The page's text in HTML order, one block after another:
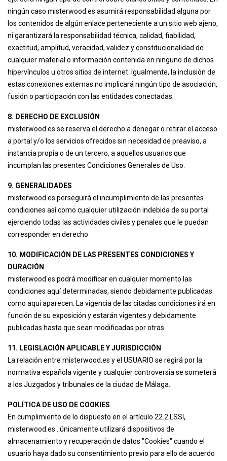
ningún caso misterwood.es asumirá responsabilidad alguna por
los contenidos de algún enlace perteneciente a un sitio web ajeno,
ni garantizará la responsabilidad técnica, calidad, fiabilidad,
exactitud, amplitud, veracidad, validez y constitucionalidad de
cualquier material o información contenida en ninguno de dichos
hipervínculos u otros sitios de internet. Igualmente, la inclusión de
estas conexiones externas no implicará ningún tipo de asociación,
fusión o participación con las entidades conectadas.
8. DERECHO DE EXCLUSIÓN
misterwood.es se reserva el derecho a denegar o retirar el acceso
a portal y/o los servicios ofrecidos sin necesidad de preaviso, a
instancia propia o de un tercero, a aquellos usuarios que
incumplan las presentes Condiciones Generales de Uso.
9. GENERALIDADES
misterwood.es perseguirá el incumplimiento de las presentes
condiciones así como cualquier utilización indebida de su portal
ejerciendo todas las actividades civiles y penales que le puedan
corresponder en derecho
10. MODIFICACIÓN DE LAS PRESENTES CONDICIONES Y
DURACIÓN
misterwood.es podrá modificar en cualquier momento las
condiciones aquí determinadas, siendo debidamente publicadas
como aquí aparecen. La vigencia de las citadas condiciones irá en
función de su exposición y estarán vigentes y debidamente
publicadas hasta que sean modificadas por otras.
11. LEGISLACIÓN APLICABLE Y JURISDICCIÓN
La relación entre misterwood.es y el USUARIO se regirá por la
normativa española vigente y cualquier controversia se someterá
a los Juzgados y tribunales de la ciudad de Málaga.
POLÍTICA DE USO DE COOKIES
En cumplimiento de lo dispuesto en el artículo 22.2 LSSI,
misterwood.es . únicamente utilizará dispositivos de
almacenamiento y recuperación de datos "Cookies" cuando el
usuario haya dado su consentimiento previo para ello de acuerdo